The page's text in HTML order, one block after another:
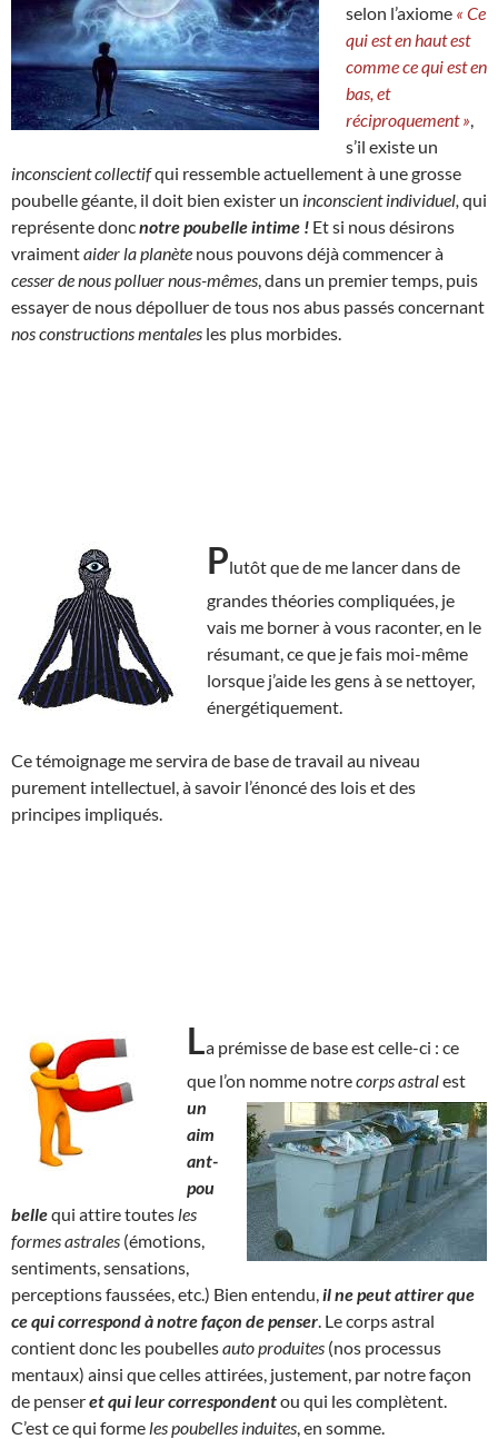
selon l’axiome « Ce
qui est en haut est
comme ce qui est en
bas, et
réciproquement »
s’il existe un
inconscient collectifqui ressemble actuellement à une grosse
poubelle géante, il doit bien exister un inconscient individuel, qui
représente doncnotre poubelle intime ! Et si nous désirons
vraimentaider la planète nous pouvons déjà commencer à
cesser de nous polluer nous-mêmes , dans un premier temps, puis
essayer de nous dépolluer de tous nos abus passés concernant
nos constructions mentales les plus morbides.
Plutôt que de me lancer dans de
grandes théories compliquées, je
vais me borner à vous raconter, en le
résumant, ce que je fais moi-même
lorsque j’aide les gens à se nettoyer,
énergétiquement.
Ce témoignage me servira de base de travail au niveau
purement intellectuel, à savoir l’énoncé des lois et des
principes impliqués.
La prémisse de base est celle-ci : ce
que l’on nomme notrecorps astralest
un
aim
ant-
pou
bellequi attire toutes les
formes astrales (émotions,
sentiments, sensations,
perceptions faussées, etc.) Bien entendu, il ne peut attirer que
ce qui correspond à notre façon de penser . Le corps astral
contient donc les poubellesauto produites (nos processus
mentaux) ainsi que celles attirées, justement, par notre façon
de penseret quileur correspondentou qui les complètent.
C’est ce qui forme les poubelles induites , en somme.